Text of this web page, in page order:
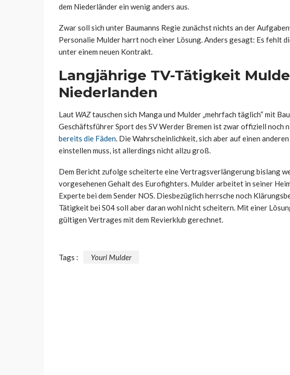
dem Niederländer ein wenig anders aus.
Zwar soll sich unter Baumanns Regie zunächst nichts an der
Personalie Mulder harrt noch einer Lösung. Anders gesagt: Es fehlt
unter einem neuen Kontrakt.
Langjährige TV-Tätigkeit
Niederlanden
Laut WAZtauschen sich Manga und Mulder „mehrfach täglich“ mit
Geschäftsführer Sport des SV Werder Bremen ist zwar offiziell noch
bereits die Fäden. Die Wahrscheinlichkeit, sich aber auf einen
einstellen muss, ist allerdings nicht allzu groß.
Dem Bericht zufolge scheiterte eine Vertragsverlängerung bislang
vorgesehenen Gehalt des Eurofighters. Mulder arbeitet in seiner
Experte bei dem Sender NOS. Diesbezüglich herrsche noch
Tätigkeit bei S04 soll aber daran wohl nicht scheitern. Mit einer
gültigen Vertrages mit dem Revierklub gerechnet.
Tags : Youri Mulder